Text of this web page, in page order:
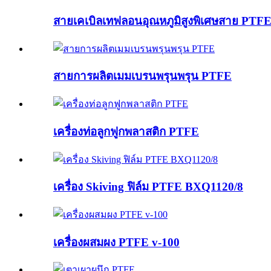
สายเคเบิลเทฟลอนอุณหภูมิสูงพิเศษสาย
สายการผลิตเมมเบรนพรุนพรุน PTFE
เครื่องท่อลูกฟูกพลาสติก PTFE
เครื่อง Skiving ฟิล์ม PTFE BXQ1120/8
เครื่องผสมผง PTFE v-100